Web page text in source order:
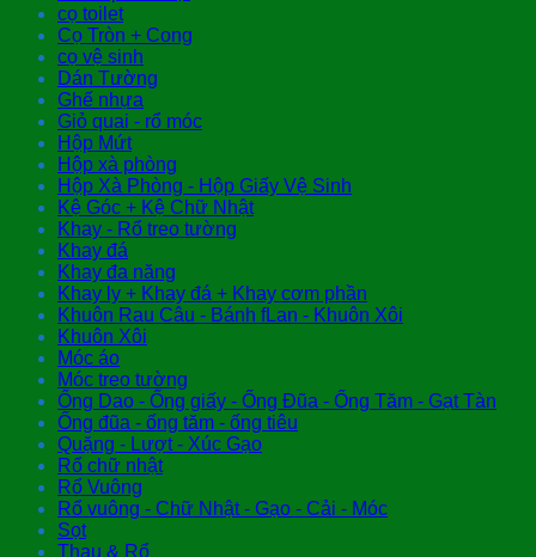
cọ toilet
Cọ Tròn + Cong
cọ vệ sinh
Dán Tường
Ghế nhựa
Giỏ quai - rổ móc
Hộp Mứt
Hộp xà phòng
Hộp Xà Phòng - Hộp Giấy Vệ Sinh
Kệ Góc + Kệ Chữ Nhật
Khay - Rổ treo tường
Khay đá
Khay đa năng
Khay ly + Khay đá + Khay cơm phần
Khuôn Rau Câu - Bánh fLan - Khuôn Xôi
Khuôn Xôi
Móc áo
Móc treo tường
Ống Dao - Ống giấy - Ống Đũa - Ống Tăm - Gạt Tàn
Ống đũa - ống tăm - ống tiêu
Quặng - Lượt - Xúc Gạo
Rổ chữ nhật
Rổ Vuông
Rổ vuông - Chữ Nhật - Gạo - Cải - Móc
Sọt
Thau & Rổ